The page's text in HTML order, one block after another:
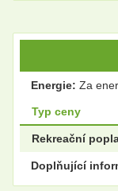
Energie: Za
Typ ceny
Rekreační
Doplňující